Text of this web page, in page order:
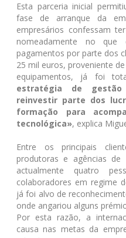
Esta parceria inicial
fase de arranque da
empresários confessam
nomeadamente no
pagamentos por parte dos
25 mil euros, proveniente
equipamentos, já foi
estratégia de
reinvestir parte dos
formação para
tecnológica», explica
Entre os principais
produtoras e agências de
actualmente quatro
colaboradores em regime
já foi alvo de
onde angariou alguns
Por esta razão, a
causa nas metas da